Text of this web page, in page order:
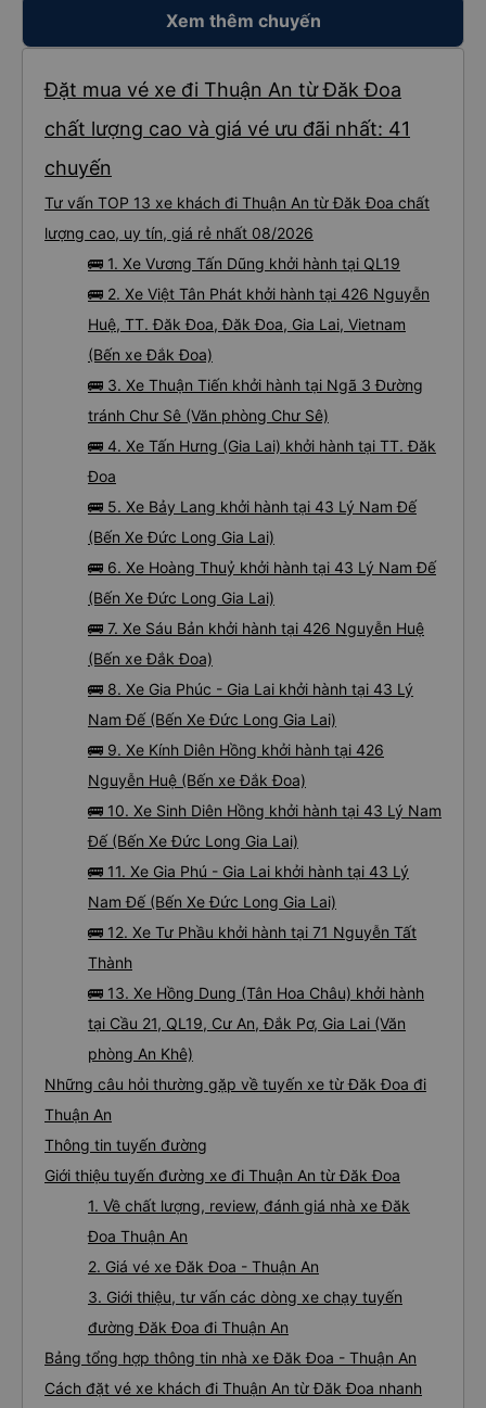
Xem thêm chuyến
Đặt mua vé xe đi Thuận An từ Đăk Đoa
chất lượng cao và giá vé ưu đãi nhất: 41
chuyến
Tư vấn TOP 13 xe khách đi Thuận An từ Đăk Đoa chất
lượng cao, uy tín, giá rẻ nhất 08/2026
🚌 1. Xe Vương Tấn Dũng khởi hành tại QL19
🚌 2. Xe Việt Tân Phát khởi hành tại 426 Nguyễn
Huệ, TT. Đăk Đoa, Đăk Đoa, Gia Lai, Vietnam
(Bến xe Đắk Đoa)
🚌 3. Xe Thuận Tiến khởi hành tại Ngã 3 Đường
tránh Chư Sê (Văn phòng Chư Sê)
🚌 4. Xe Tấn Hưng (Gia Lai) khởi hành tại TT. Đăk
Đoa
🚌 5. Xe Bảy Lang khởi hành tại 43 Lý Nam Đế
(Bến Xe Đức Long Gia Lai)
🚌 6. Xe Hoàng Thuỷ khởi hành tại 43 Lý Nam Đế
(Bến Xe Đức Long Gia Lai)
🚌 7. Xe Sáu Bản khởi hành tại 426 Nguyễn Huệ
(Bến xe Đắk Đoa)
🚌 8. Xe Gia Phúc - Gia Lai khởi hành tại 43 Lý
Nam Đế (Bến Xe Đức Long Gia Lai)
🚌 9. Xe Kính Diên Hồng khởi hành tại 426
Nguyễn Huệ (Bến xe Đắk Đoa)
🚌 10. Xe Sinh Diên Hồng khởi hành tại 43 Lý Nam
Đế (Bến Xe Đức Long Gia Lai)
🚌 11. Xe Gia Phú - Gia Lai khởi hành tại 43 Lý
Nam Đế (Bến Xe Đức Long Gia Lai)
🚌 12. Xe Tư Phầu khởi hành tại 71 Nguyễn Tất
Thành
🚌 13. Xe Hồng Dung (Tân Hoa Châu) khởi hành
tại Cầu 21, QL19, Cư An, Đắk Pơ, Gia Lai (Văn
phòng An Khê)
Những câu hỏi thường gặp về tuyến xe từ Đăk Đoa đi
Thuận An
Thông tin tuyến đường
Giới thiệu tuyến đường xe đi Thuận An từ Đăk Đoa
1. Về chất lượng, review, đánh giá nhà xe Đăk
Đoa Thuận An
2. Giá vé xe Đăk Đoa - Thuận An
3. Giới thiệu, tư vấn các dòng xe chạy tuyến
đường Đăk Đoa đi Thuận An
Bảng tổng hợp thông tin nhà xe Đăk Đoa - Thuận An
Cách đặt vé xe khách đi Thuận An từ Đăk Đoa nhanh